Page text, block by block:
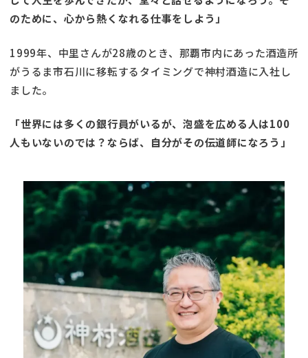
のために、心から熱くなれる仕事をしよう」
1999年、中里さんが28歳のとき、那覇市内にあった酒造所
がうるま市石川に移転するタイミングで神村酒造に入社し
ました。
「世界には多くの銀行員がいるが、泡盛を広める人は100
人もいないのでは？ならば、自分がその伝道師になろう」